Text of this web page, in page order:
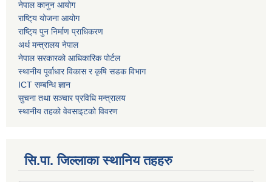
नेपाल कानुन आयोग
राष्टि्य योजना आयोग
राष्टि्य पुन निर्माण प्राधिकरण
अर्थ मन्त्रालय नेपाल
नेपाल सरकारको आधिकारिक पोर्टल
स्थानीय पूर्वाधार विकास र कृषि सडक विभाग
ICT सम्बन्धि ज्ञान
सुचना तथा सञ्चार प्रविधि मन्त्रालय
स्थानीय तहको वेवसाइटको विवरण
सि.पा. जिल्लाका स्थानिय तहहरु